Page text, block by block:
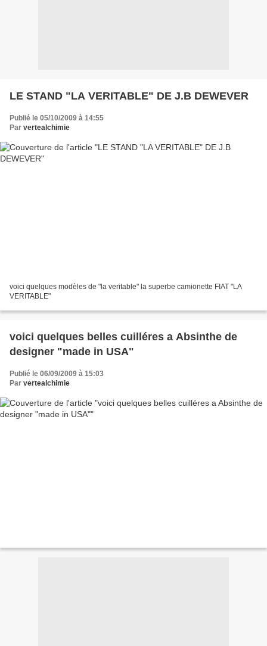
LE STAND "LA VERITABLE" DE J.B DEWEVER
Publié le 05/10/2009 à 14:55
Par vertealchimie
voici quelques modèles de "la veritable" la superbe camionette FIAT "LA
VERITABLE"
voici quelques belles cuilléres a Absinthe de
designer "made in USA"
Publié le 06/09/2009 à 15:03
Par vertealchimie